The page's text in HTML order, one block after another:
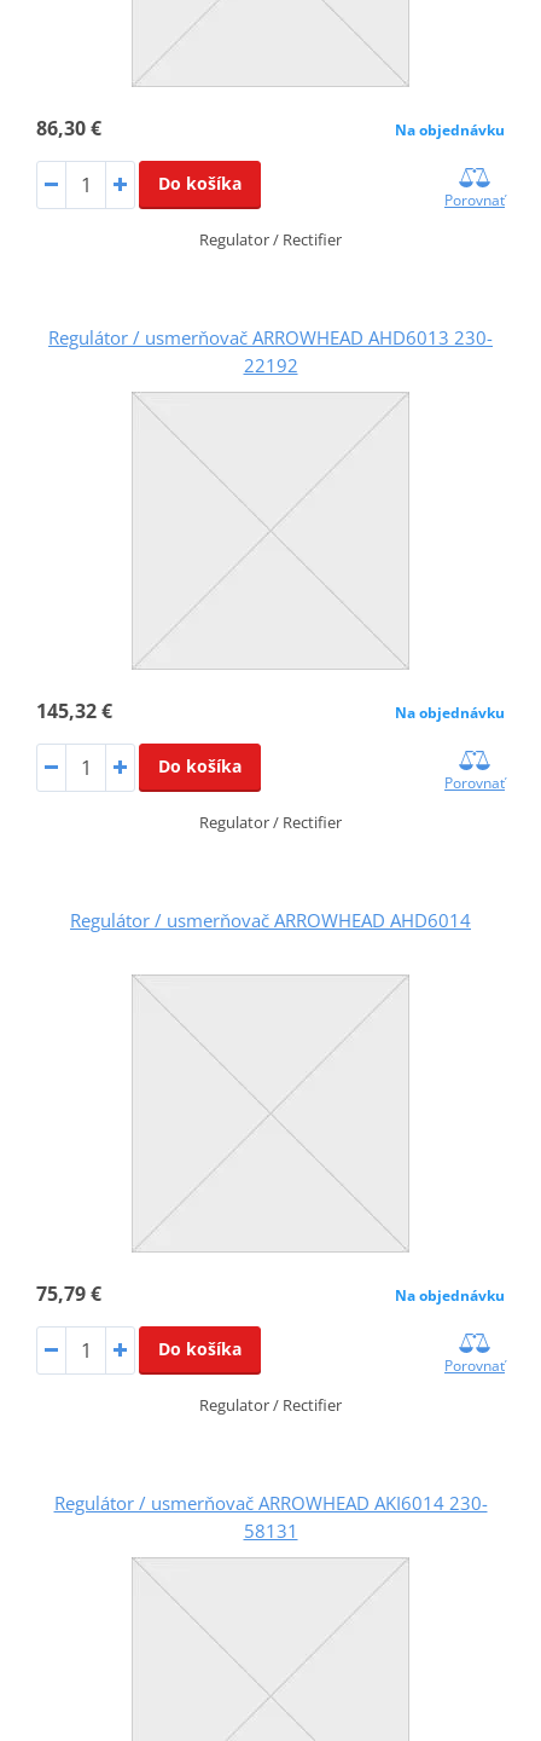
86,30 € Na objednávku
Do košíka
Porovnať
Regulator / Rectifier
Regulátor / usmerňovač ARROWHEAD AHD6013 230-
22192
145,32 € Na objednávku
Do košíka
Porovnať
Regulator / Rectifier
Regulátor / usmerňovač ARROWHEAD AHD6014
75,79 € Na objednávku
Do košíka
Porovnať
Regulator / Rectifier
Regulátor / usmerňovač ARROWHEAD AKI6014 230-
58131